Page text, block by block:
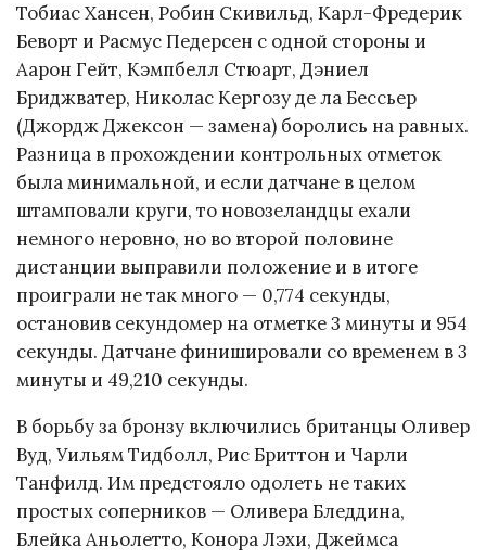
Тобиас Хансен, Робин Скивильд, Карл-Фредерик
Беворт и Расмус Педерсен с одной стороны и
Аарон Гейт, Кэмпбелл Стюарт, Дэниел
Бриджватер, Николас Кергозу де ла Бессьер
(Джордж Джексон — замена) боролись на равных.
Разница в прохождении контрольных отметок
была минимальной, и если датчане в целом
штамповали круги, то новозеландцы ехали
немного неровно, но во второй половине
дистанции выправили положение и в итоге
проиграли не так много — 0,774 секунды,
остановив секундомер на отметке 3 минуты и 954
секунды. Датчане финишировали со временем в 3
минуты и 49,210 секунды.
В борьбу за бронзу включились британцы Оливер
Вуд, Уильям Тидболл, Рис Бриттон и Чарли
Танфилд. Им предстояло одолеть не таких
простых соперников — Оливера Бледдина,
Блейка Аньолетто, Конора Лэхи, Джеймса